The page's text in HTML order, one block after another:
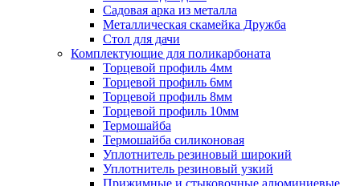
Садовая арка из металла
Металлическая скамейка Дружба
Стол для дачи
Комплектующие для поликарбоната
Торцевой профиль 4мм
Торцевой профиль 6мм
Торцевой профиль 8мм
Торцевой профиль 10мм
Термошайба
Термошайба силиконовая
Уплотнитель резиновый широкий
Уплотнитель резиновый узкий
Прижимные и стыковочные алюминиевые